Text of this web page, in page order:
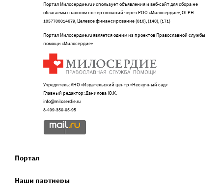
Портал Милосердие.ru использует объявления и веб-сайт для сбора не
облагаемых налогом пожертвований через РОО «Милосердие», ОГРН
1057700014679, Целевое финансирование (010), (140), (171)
Портал Милосердие.ru является одним из проектов Православной службы
помощи «Милосердие»
Учредитель: АНО «Издательский центр «Нескучный сад»
Главный редактор: Данилова Ю.К.
info@miloserdie.ru
8-499-350-05-95
Портал
Наши партнеры